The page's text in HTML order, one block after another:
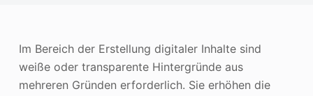
Bild Recopyright
Im Bereich der Erstellung digitaler Inhalte sind
weiße oder transparente Hintergründe aus
mehreren Gründen erforderlich. Sie erhöhen die